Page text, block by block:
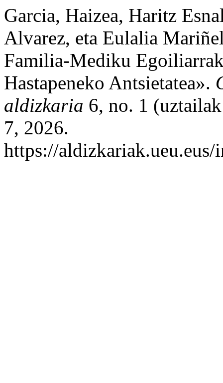
Garcia, Haizea, Haritz
Alvarez, eta Eulalia
Familia-Mediku
Hastapeneko Antsietatea».
aldizkaria 6, no. 1
7, 2026.
https://